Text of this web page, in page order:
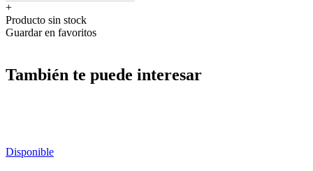
+
Producto sin stock
Guardar en favoritos
También te puede interesar
Disponible